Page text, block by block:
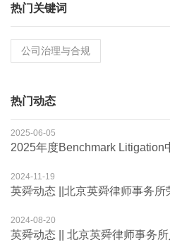
热门关键词
公司治理与合规
热门动态
2025-06-05
2024-11-19
2024-08-20